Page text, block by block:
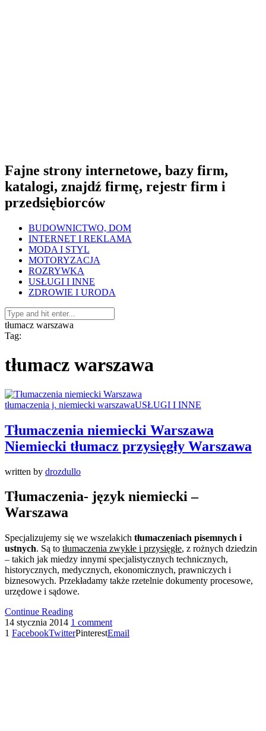
Fajne strony internetowe, bazy firm,
katalogi, znajdź firmę, rejestr firm i
przedsiębiorców
BUDOWNICTWO, DOM
INTERNET I REKLAMA
MODA I STYL
MOTORYZACJA
ROZRYWKA
USŁUGI I INNE
ZDROWIE I URODA
tłumacz warszawa
Tag:
tłumacz warszawa
tłumaczenia j. niemiecki warszawaUSŁUGI I INNE
Tłumaczenia niemiecki Warszawa
Niemiecki tłumacz przysięgły Warszawa
written by drozdullo
Tłumaczenia- język niemiecki –
Warszawa
Specjalizujemy się we wszelakich tłumaczeniach pisemnych i
ustnych. Są to tłumaczenia zwykłe i przysięgłe, z rożnych dziedzin
– takich jak miedzy innymi specjalistycznych technicznych,
historycznych, medycznych, ekonomicznych, prawniczych i
biznesowych. Przekładamy także rzetelnie dokumenty procesowe,
urzędowe i sądowe.
Continue Reading
14 stycznia 2014 1 comment
1 FacebookTwitterPinterestEmail